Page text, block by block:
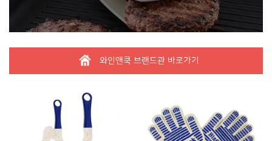
중국
또는 용기ㆍ포장의 경우 “수입식품안전관
리 특별법에 따른 수입신고를 필함”의 문구
식품위생법에 따른 수입신고를 필함
A/S 책임자와 전화번호 와인앤쿡 0316354551
와인앤쿡 브랜드관 바로가기